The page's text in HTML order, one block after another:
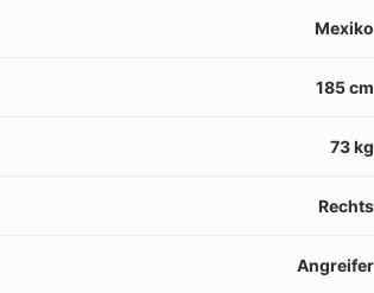
Mexiko
185 cm
73 kg
Rechts
Angreifer